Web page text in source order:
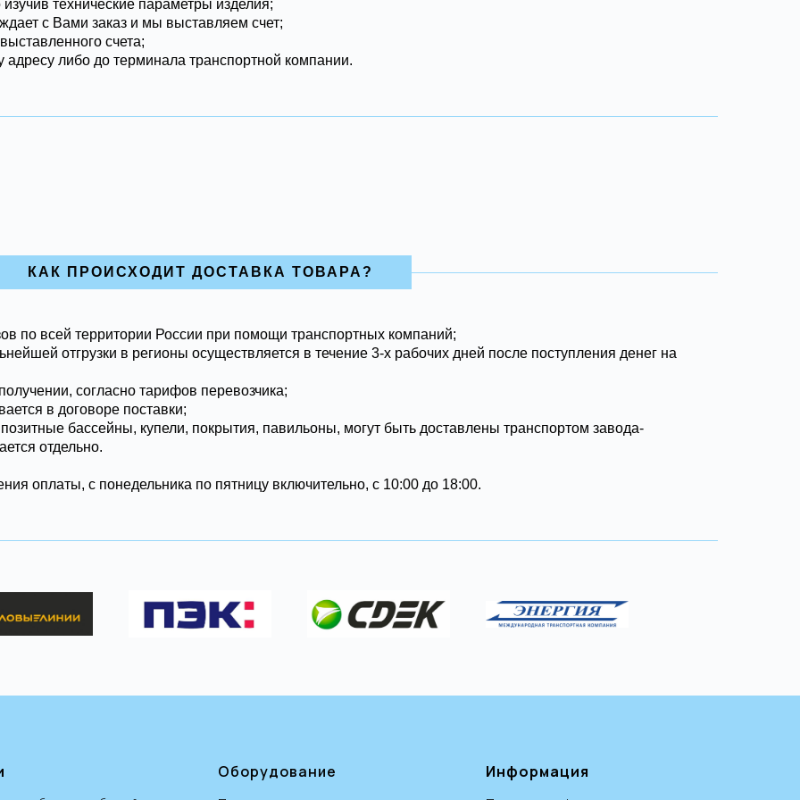
технические параметры изделия;
с Вами заказ и мы выставляем счет;
счета;
либо до терминала транспортной компании.
КАК ПРОИСХОДИТ ДОСТАВКА ТОВАРА?
по всей территории России при помощи транспортных компаний;
отгрузки в регионы осуществляется в течение 3-х рабочих дней после поступления денег на
согласно тарифов перевозчика;
в договоре поставки;
бассейны, купели, покрытия, павильоны, могут быть доставлены транспортом завода-
отдельно.
оплаты, с понедельника по пятницу включительно, с 10:00 до 18:00.
Оборудование Информация